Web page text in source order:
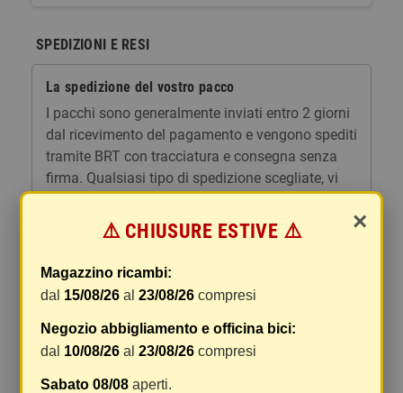
SPEDIZIONI E RESI
La spedizione del vostro pacco
I pacchi sono generalmente inviati entro 2 giorni
dal ricevimento del pagamento e vengono spediti
tramite BRT con tracciatura e consegna senza
firma. Qualsiasi tipo di spedizione scegliate, vi
forniremo un link per tracciare il vostro pacco
gestione e imballaggio e le spese postali. I costi
di gestione sono fissi, mentre i costi di trasporto
spedizione. Vi consigliamo di raggruppare i
vostri articoli in un unico ordine. Non ci è
possibile raggruppare due ordini distinti
×
⚠️ CHIUSURE ESTIVE ⚠️
Magazzino ricambi:
dal 15/08/26 al23/08/26 compresi
Negozio abbigliamento e officina bici:
dal 10/08/26 al23/08/26 compresi
Sabato 08/08 aperti.